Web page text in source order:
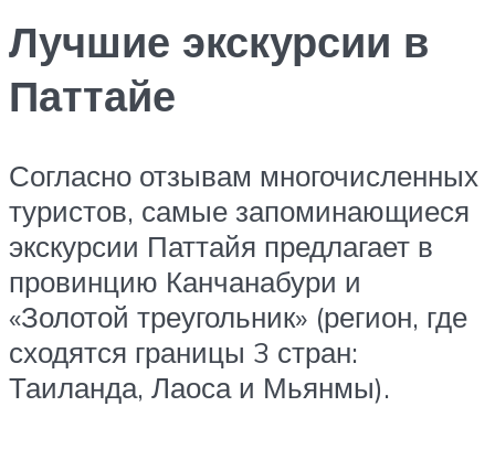
Лучшие экскурсии в
Паттайе
Согласно отзывам многочисленных
туристов, самые запоминающиеся
экскурсии Паттайя предлагает в
провинцию Канчанабури и
«Золотой треугольник» (регион, где
сходятся границы 3 стран:
Таиланда, Лаоса и Мьянмы).